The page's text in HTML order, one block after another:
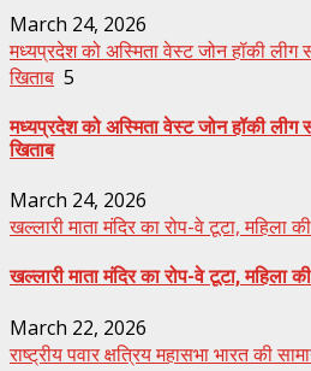
March 24, 2026
मध्यप्रदेश को अस्मिता वेस्ट जोन हॉकी लीग
खिताब 5
मध्यप्रदेश को अस्मिता वेस्ट जोन हॉकी लीग
खिताब
March 24, 2026
खल्लारी माता मंदिर का रोप-वे टूटा, महिला
खल्लारी माता मंदिर का रोप-वे टूटा, महिला
March 22, 2026
राष्ट्रीय पवार क्षत्रिय महासभा भारत की